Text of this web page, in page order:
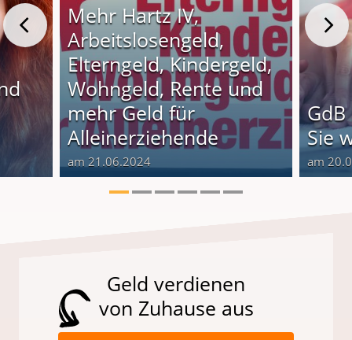
Mehr Hartz IV,
Arbeitslosengeld,
Elterngeld, Kindergeld,
Wohngeld, Rente und
mehr Geld für
Alleinerziehende
am 21.06.2024
Sie
am
Geld verdienen
von Zuhause aus